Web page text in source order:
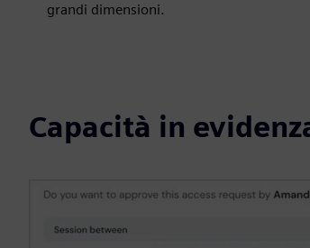
grandi dimensioni.
Capacità in